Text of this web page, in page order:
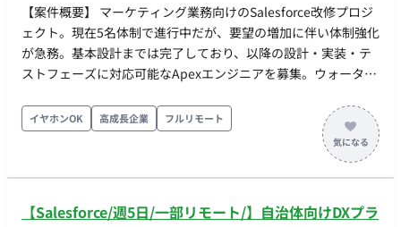
【案件概要】 マーケティング業務向けのSalesforce改修プロジ
ェクト。現在5名体制で進行中だが、要望の増加に伴い体制強化
が急務。基本設計までは完了しており、以降の設計・実装・テ
ストフェーズに対応可能なApexエンジニアを募集。ウォーター
キルが求められる。 【プロジェクトスケジュール】 1〜2月：要
件定義 3〜4月：基本設計 5〜6月：詳細設計 7〜8月：開発 9〜
Salesforce（Apex）での開発対応 詳細設計、実装、ドキュメン
年12月（予定） 【継続可能性】あり 【稼働率 (%)】100% 【募
イヤホンOK 高成長企業 フルリモート
【Salesforce/週5日/一部リモート/】自治体向けDXプラ